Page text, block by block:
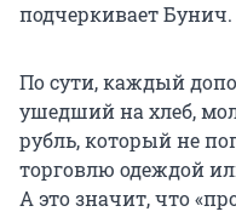
подчеркивает Бунич.
По сути, каждый
ушедший на хлеб,
рубль, который не
торговлю одеждой
А это значит, что